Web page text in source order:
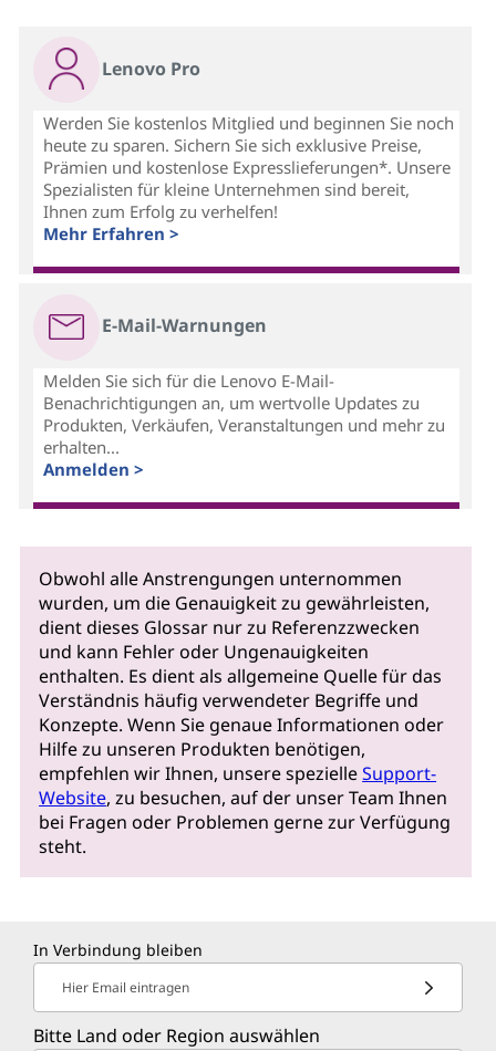
Lenovo Pro
Werden Sie kostenlos Mitglied und beginnen Sie noch
heute zu sparen. Sichern Sie sich exklusive Preise,
Prämien und kostenlose Expresslieferungen*. Unsere
Spezialisten für kleine Unternehmen sind bereit,
Ihnen zum Erfolg zu verhelfen!
Mehr Erfahren >
E-Mail-Warnungen
Melden Sie sich für die Lenovo E-Mail-
Benachrichtigungen an, um wertvolle Updates zu
Produkten, Verkäufen, Veranstaltungen und mehr zu
erhalten...
Anmelden >
Obwohl alle Anstrengungen unternommen
wurden, um die Genauigkeit zu gewährleisten,
dient dieses Glossar nur zu Referenzzwecken
und kann Fehler oder Ungenauigkeiten
enthalten. Es dient als allgemeine Quelle für das
Verständnis häufig verwendeter Begriffe und
Konzepte. Wenn Sie genaue Informationen oder
Hilfe zu unseren Produkten benötigen,
empfehlen wir Ihnen, unsere spezielleSupport-
Website, zu besuchen, auf der unser Team Ihnen
bei Fragen oder Problemen gerne zur Verfügung
steht.
In Verbindung bleiben
Hier Email eintragen
Bitte Land oder Region auswählen